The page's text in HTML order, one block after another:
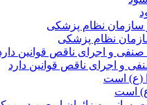
نظام پزشکی
و اجرای ناقص قوانین دارد
است